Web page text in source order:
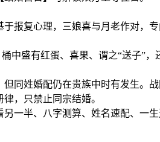
报复心理，三娘喜与月老作对，
中盛有红蛋、喜果、谓之“送子”
同姓婚配仍在贵族中时有发生。
，只禁止同宗结婚。
一半、八字测算、姓名速配、一